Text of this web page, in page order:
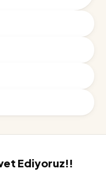
Ediyoruz!!